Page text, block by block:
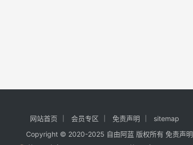
网站首页 会员专区 免责声明
sitemap
Copyright © 2020-2025 自由阿蓝 版权所有 免责声明